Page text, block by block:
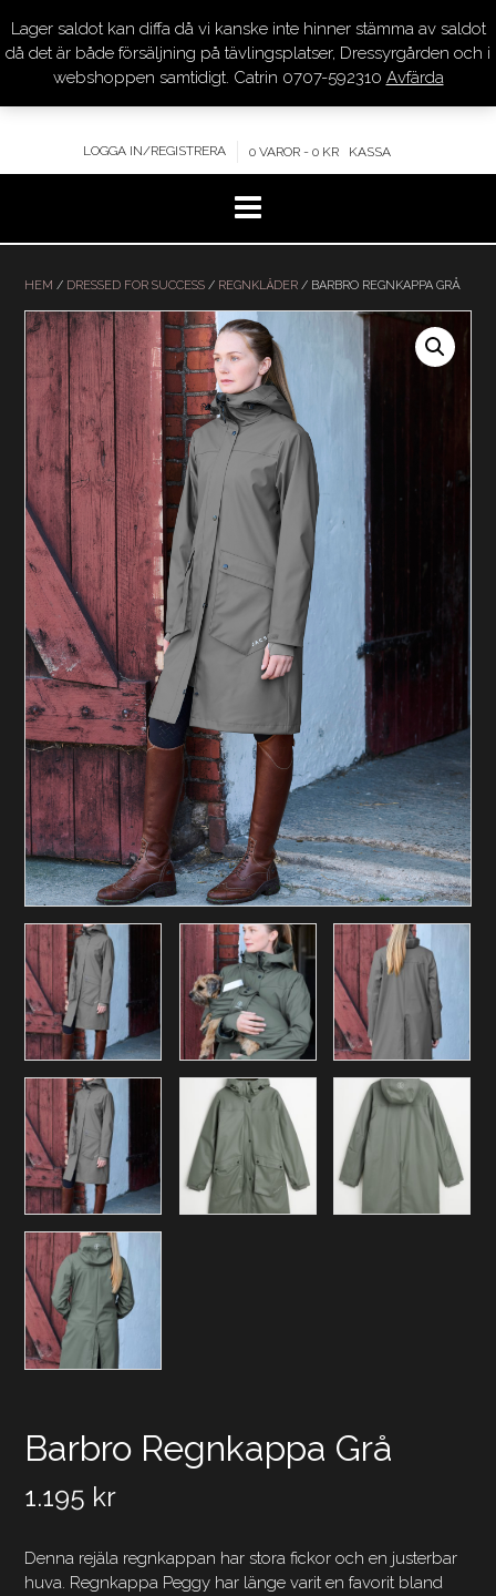
innehåll
DRESSYR.COM
KVALITET – KOMPETENS – SERVICE
LOGGA IN/REGISTRERA 0 VAROR - 0 KR KASSA
HEM / DRESSED FOR SUCCESS / REGNKLÄDER / BARBRO REGNKAPPA GRÅ
Barbro Regnkappa Grå
1.195 kr
Denna rejäla regnkappan har stora fickor och en justerbar
huva. Regnkappa Peggy har länge varit en favorit bland
Lager saldot kan diffa då vi kanske inte hinner stämma av saldot
då det är både försäljning på tävlingsplatser, Dressyrgården och i
webshoppen samtidigt. Catrin 0707-592310 Avfärda